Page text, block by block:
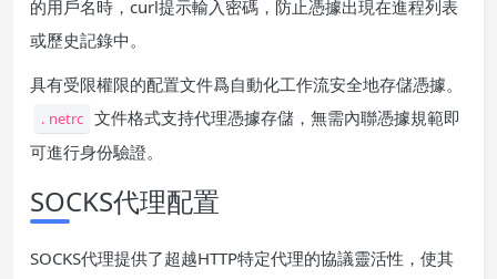
的用戶名時，curl提示輸入密碼，防止憑據出現在進程列表
或歷史記錄中。
具有受限權限的配置文件爲自動化工作流安全地存儲憑據。
. netrc 文件格式支持代理憑據存儲，無需內聯憑據規範即
可進行身份驗證。
SOCKS代理配置
SOCKS代理提供了超越HTTP特定代理的協議靈活性，使其